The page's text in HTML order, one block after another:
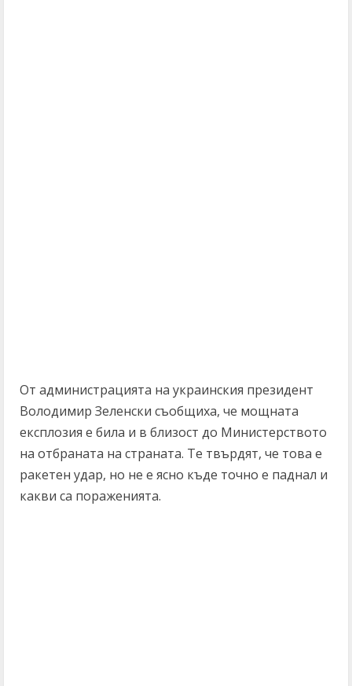
От администрацията на украинския президент
Володимир Зеленски съобщиха, че мощната
експлозия е била и в близост до Министерството
на отбраната на страната. Те твърдят, че това е
ракетен удар, но не е ясно къде точно е паднал и
какви са пораженията.